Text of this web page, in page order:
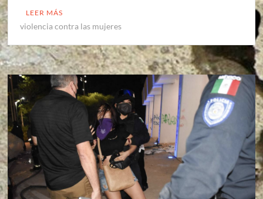
LEER MÁS
violencia contra las mujeres